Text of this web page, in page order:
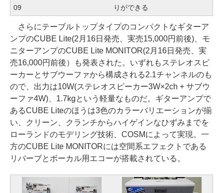
09
りができる
さらにテーブルトップタイプのコンパクトなギターア
ンプのCUBE Lite(2月16日発売、実売15,000円前後)、モ
ニターアンプのCUBE Lite MONITOR(2月16日発売、実
売16,000円前後）も発表された。いずれもステレオスピ
ーカーとサブウーファから構成される2.1チャンネルのも
ので、出力は10W(ステレオスピーカー3W×2ch + サブウ
ーファ4W)、1.7kgという軽量なものだ。ギターアンプで
あるCUBE Liteのほうは3色のカラーバリエーションが揃
い、クリーン、クランチからハイゲインなひずみまでを
ローランドのモデリング技術、COSMによって実現。一
方のCUBE Lite MONITORには空間系エフェクトである
リバーブとボーカル用エコーが搭載されている。